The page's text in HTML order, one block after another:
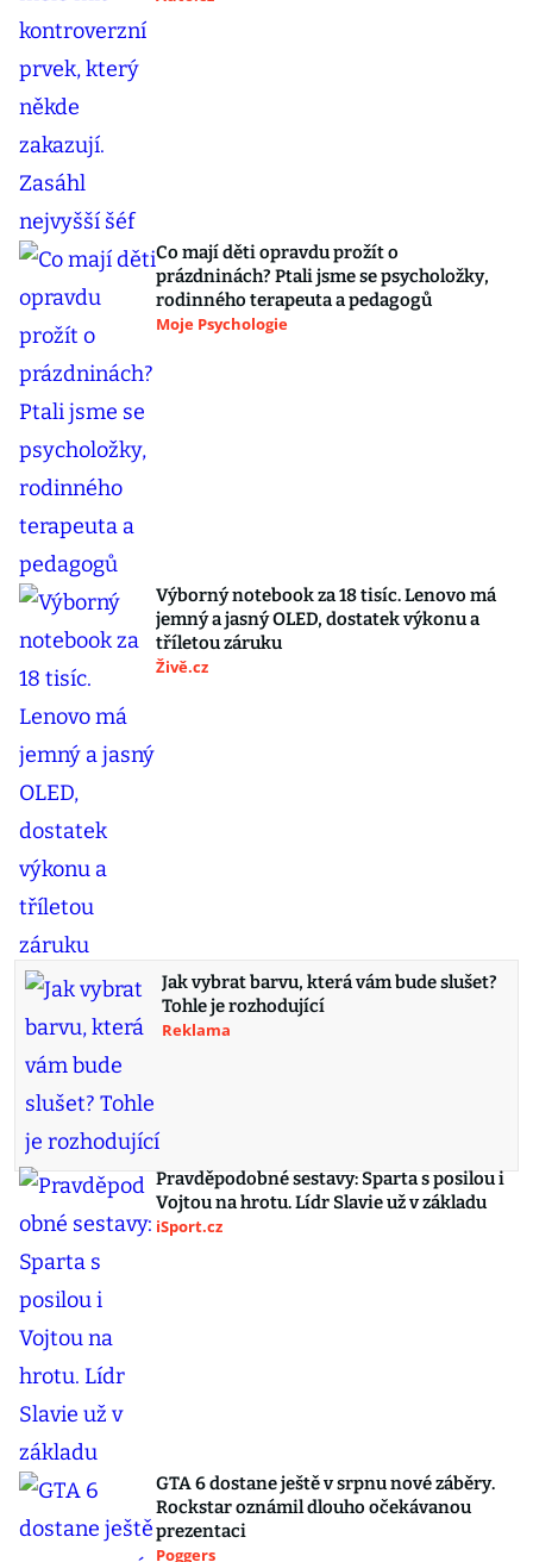
Co mají děti opravdu prožít o
prázdninách? Ptali jsme se psycholožky,
rodinného terapeuta a pedagogů
Moje Psychologie
Výborný notebook za 18 tisíc. Lenovo má
jemný a jasný OLED, dostatek výkonu a
tříletou záruku
Živě.cz
Jak vybrat barvu, která vám bude slušet?
Tohle je rozhodující
Reklama
Pravděpodobné sestavy: Sparta s posilou i
Vojtou na hrotu. Lídr Slavie už v základu
iSport.cz
GTA 6 dostane ještě v srpnu nové záběry.
Rockstar oznámil dlouho očekávanou
prezentaci
Poggers